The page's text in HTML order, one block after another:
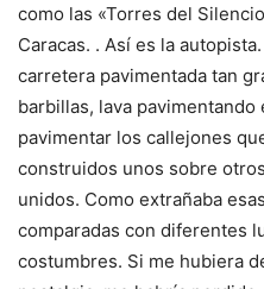
como las «Torres del
Caracas. . Así es la
carretera pavimentada tan
barbillas, lava
pavimentar los callejones
construidos unos sobre
unidos. Como extrañaba
comparadas con diferentes
costumbres. Si me hubiera